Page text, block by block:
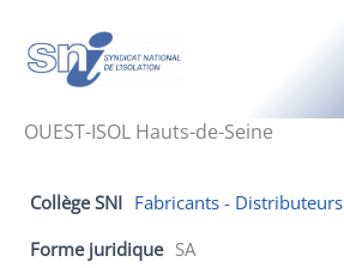
contenu
OUEST-ISOL Hauts-de-Seine
Collège SNI Fabricants - Distributeurs
Forme juridique SA